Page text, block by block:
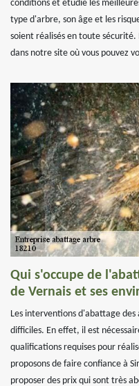
conditions et étudie les
type d'arbre, son âge et les
soient réalisés en toute
dans notre site où vous pouvez
Qui s'occupe de
de Vernais et ses
Les interventions d'abattage
difficiles. En effet, il est
qualifications requises pour
proposons de faire confiance à
proposer des prix qui sont très